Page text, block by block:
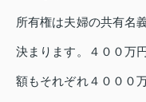
所有権は夫婦の共有名
決まります。４００万
額もそれぞれ４０００